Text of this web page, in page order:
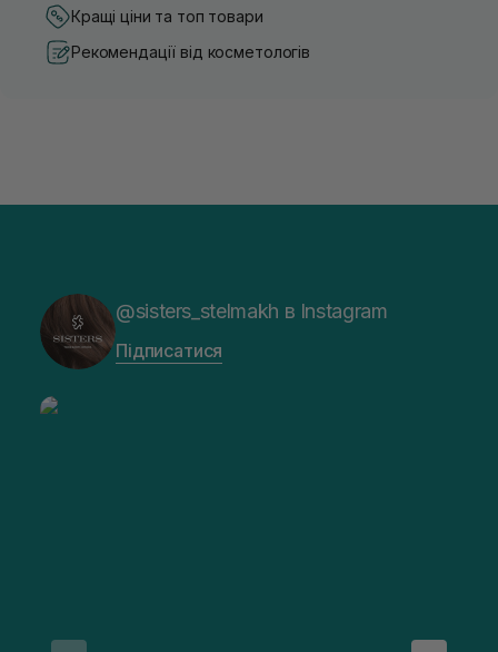
Кращі ціни та топ товари
Рекомендації від косметологів
@sisters_stelmakh в Instagram
Підписатися